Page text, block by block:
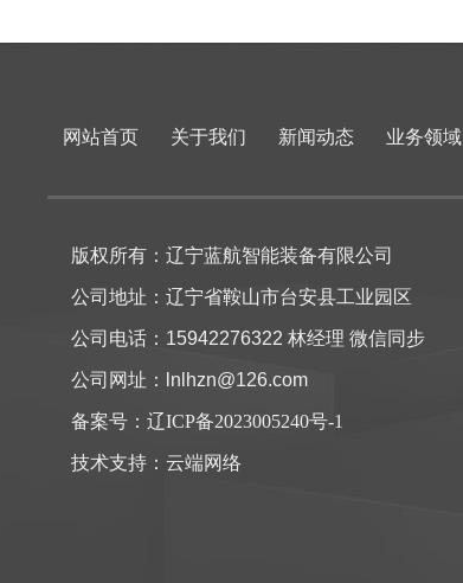
网站首页 关于我们 新闻动态 业务领域
版权所有：辽宁蓝航智能装备有限公司
公司地址：辽宁省鞍山市台安县工业园区
公司电话：15942276322 林经理 微信同步
公司网址：lnlhzn@126.com
备案号： 辽ICP备2023005240号-1
技术支持： 云端网络